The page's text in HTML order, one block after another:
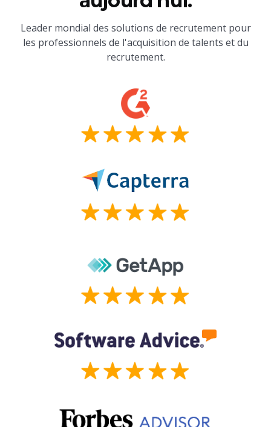
Leader mondial des solutions de recrutement pour
les professionnels de l'acquisition de talents et du
recrutement.